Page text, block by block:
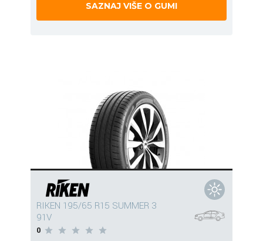
SAZNAJ VIŠE O GUMI
RIKEN 195/65 R15 SUMMER 3
91V
0